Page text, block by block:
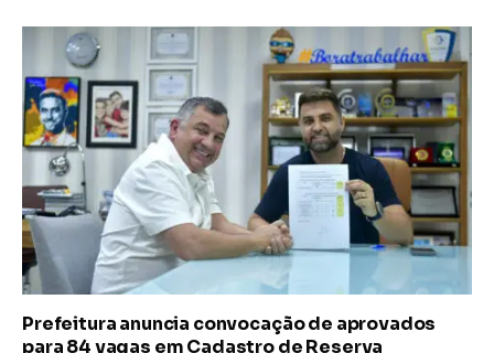
Prefeitura anuncia convocação de aprovados
para 84 vagas em Cadastro de Reserva